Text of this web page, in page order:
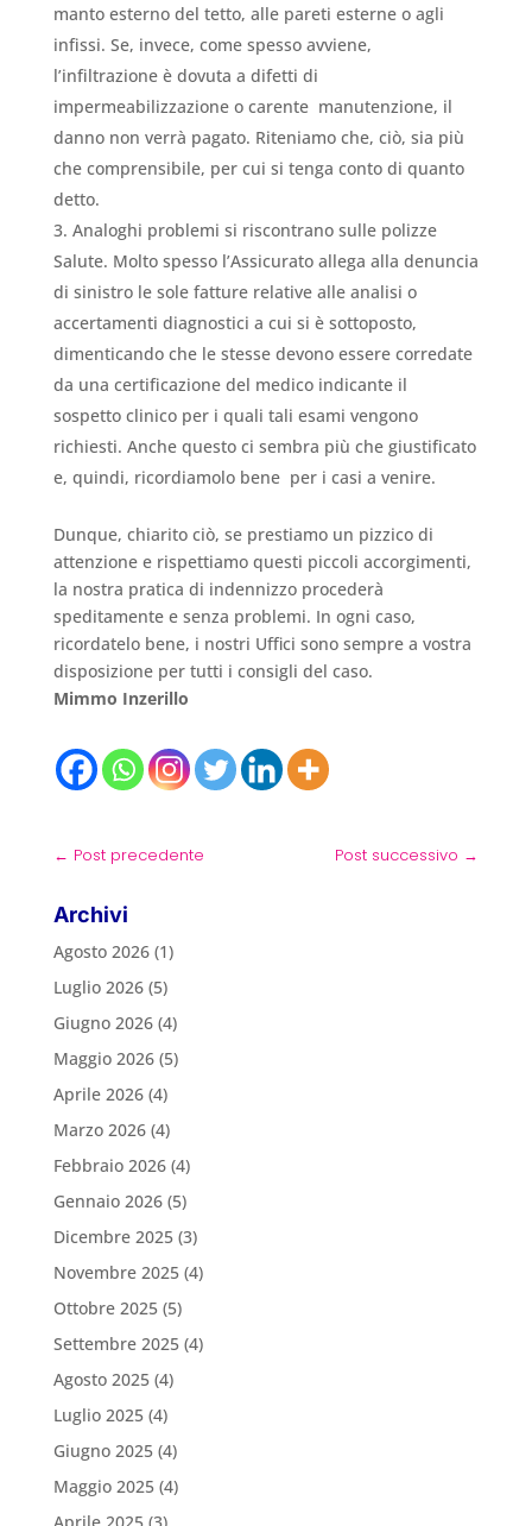
manto esterno del tetto, alle pareti esterne o agli
infissi. Se, invece, come spesso avviene,
l’infiltrazione è dovuta a difetti di
impermeabilizzazione o carente manutenzione, il
danno non verrà pagato. Riteniamo che, ciò, sia più
che comprensibile, per cui si tenga conto di quanto
detto.
Analoghi problemi si riscontrano sulle polizze
Salute. Molto spesso l’Assicurato allega alla denuncia
di sinistro le sole fatture relative alle analisi o
accertamenti diagnostici a cui si è sottoposto,
dimenticando che le stesse devono essere corredate
da una certificazione del medico indicante il
sospetto clinico per i quali tali esami vengono
richiesti. Anche questo ci sembra più che giustificato
e, quindi, ricordiamolo bene per i casi a venire.
Dunque, chiarito ciò, se prestiamo un pizzico di
attenzione e rispettiamo questi piccoli accorgimenti,
la nostra pratica di indennizzo procederà
speditamente e senza problemi. In ogni caso,
ricordatelo bene, i nostri Uffici sono sempre a vostra
disposizione per tutti i consigli del caso.
Mimmo Inzerillo
← Post precedente Post successivo →
Archivi
Agosto 2026(1)
Luglio 2026(5)
Giugno 2026(4)
Maggio 2026(5)
Aprile 2026(4)
Marzo 2026(4)
Febbraio 2026(4)
Gennaio 2026(5)
Dicembre 2025(3)
Novembre 2025(4)
Ottobre 2025(5)
Settembre 2025(4)
Agosto 2025(4)
Luglio 2025(4)
Giugno 2025(4)
Maggio 2025(4)